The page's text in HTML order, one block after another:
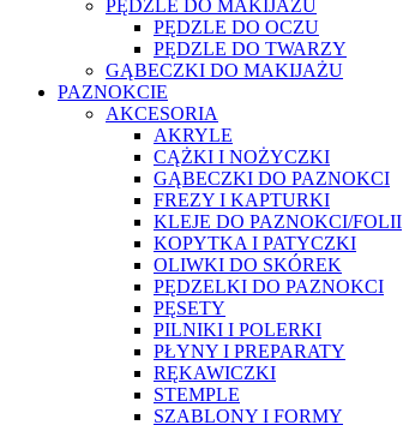
PĘDZLE DO MAKIJAŻU
PĘDZLE DO OCZU
PĘDZLE DO TWARZY
GĄBECZKI DO MAKIJAŻU
PAZNOKCIE
AKCESORIA
AKRYLE
CĄŻKI I NOŻYCZKI
GĄBECZKI DO PAZNOKCI
FREZY I KAPTURKI
KLEJE DO PAZNOKCI/FOLII
KOPYTKA I PATYCZKI
OLIWKI DO SKÓREK
PĘDZELKI DO PAZNOKCI
PĘSETY
PILNIKI I POLERKI
PŁYNY I PREPARATY
RĘKAWICZKI
STEMPLE
SZABLONY I FORMY